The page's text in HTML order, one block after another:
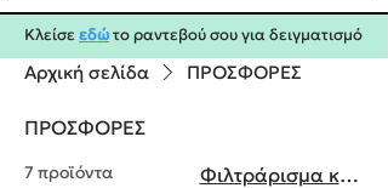
Κλείσεεδώτο ραντεβού σου για δειγματισμό
Αρχική σελίδα ΠΡΟΣΦΟΡΕΣ
ΠΡΟΣΦΟΡΕΣ
7 προϊόντα Φιλτράρισμα και